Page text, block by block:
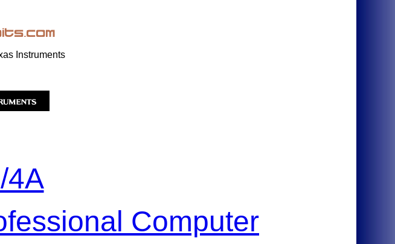
Instruments
4A
Computer